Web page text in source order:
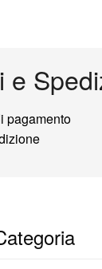
e
pagamento